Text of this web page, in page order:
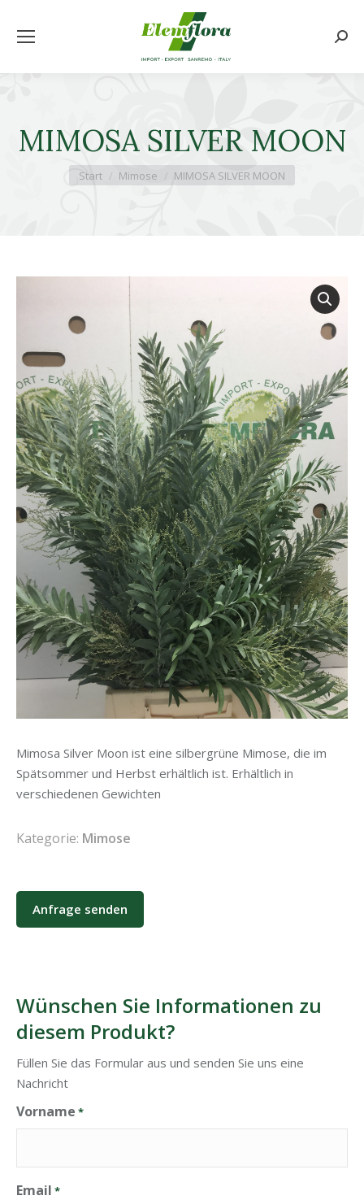
MIMOSA SILVER MOON
Sie befinden sich hier:
Start Mimose MIMOSA SILVER MOON
Mimosa Silver Moon ist eine silbergrüne Mimose, die im
Spätsommer und Herbst erhältlich ist. Erhältlich in
verschiedenen Gewichten
Kategorie: Mimose
Anfrage senden
Wünschen Sie Informationen zu
diesem Produkt?
Füllen Sie das Formular aus und senden Sie uns eine
Nachricht
Vorname *
Email *